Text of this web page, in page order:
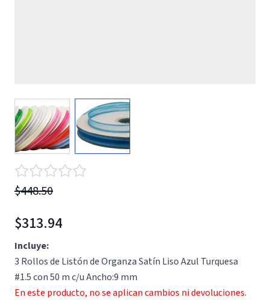
View larger imageView larger image
$448.50
$313.94
Incluye:
3 Rollos de Listón de Organza Satín Liso Azul Turquesa
#1.5 con 50 m c/u Ancho:9 mm
En este producto, no se aplican cambios ni devoluciones.